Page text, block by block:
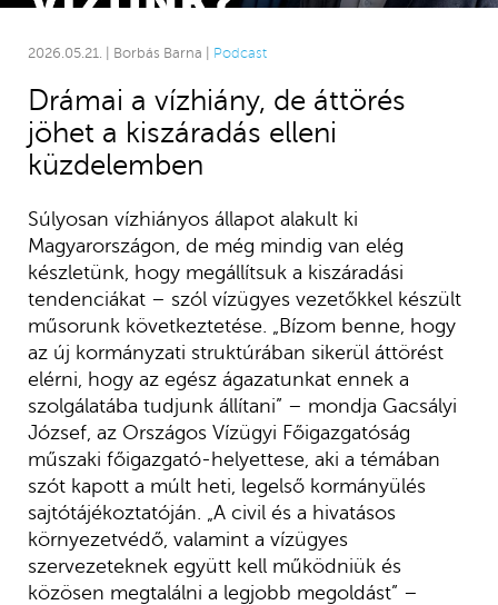
2026.05.21. | Borbás Barna | Podcast
Drámai a vízhiány, de áttörés
jöhet a kiszáradás elleni
küzdelemben
Súlyosan vízhiányos állapot alakult ki
Magyarországon, de még mindig van elég
készletünk, hogy megállítsuk a kiszáradási
tendenciákat – szól vízügyes vezetőkkel készült
műsorunk következtetése. „Bízom benne, hogy
az új kormányzati struktúrában sikerül áttörést
elérni, hogy az egész ágazatunkat ennek a
szolgálatába tudjunk állítani” – mondja Gacsályi
József, az Országos Vízügyi Főigazgatóság
műszaki főigazgató-helyettese, aki a témában
szót kapott a múlt heti, legelső kormányülés
sajtótájékoztatóján. „A civil és a hivatásos
környezetvédő, valamint a vízügyes
szervezeteknek együtt kell működniük és
közösen megtalálni a legjobb megoldást” –